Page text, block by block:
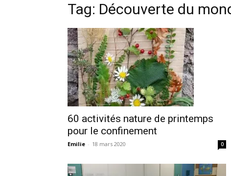
Tag: Découverte du
60 activités nature de printemps
pour le confinement
Emilie - 18 mars 2020 0